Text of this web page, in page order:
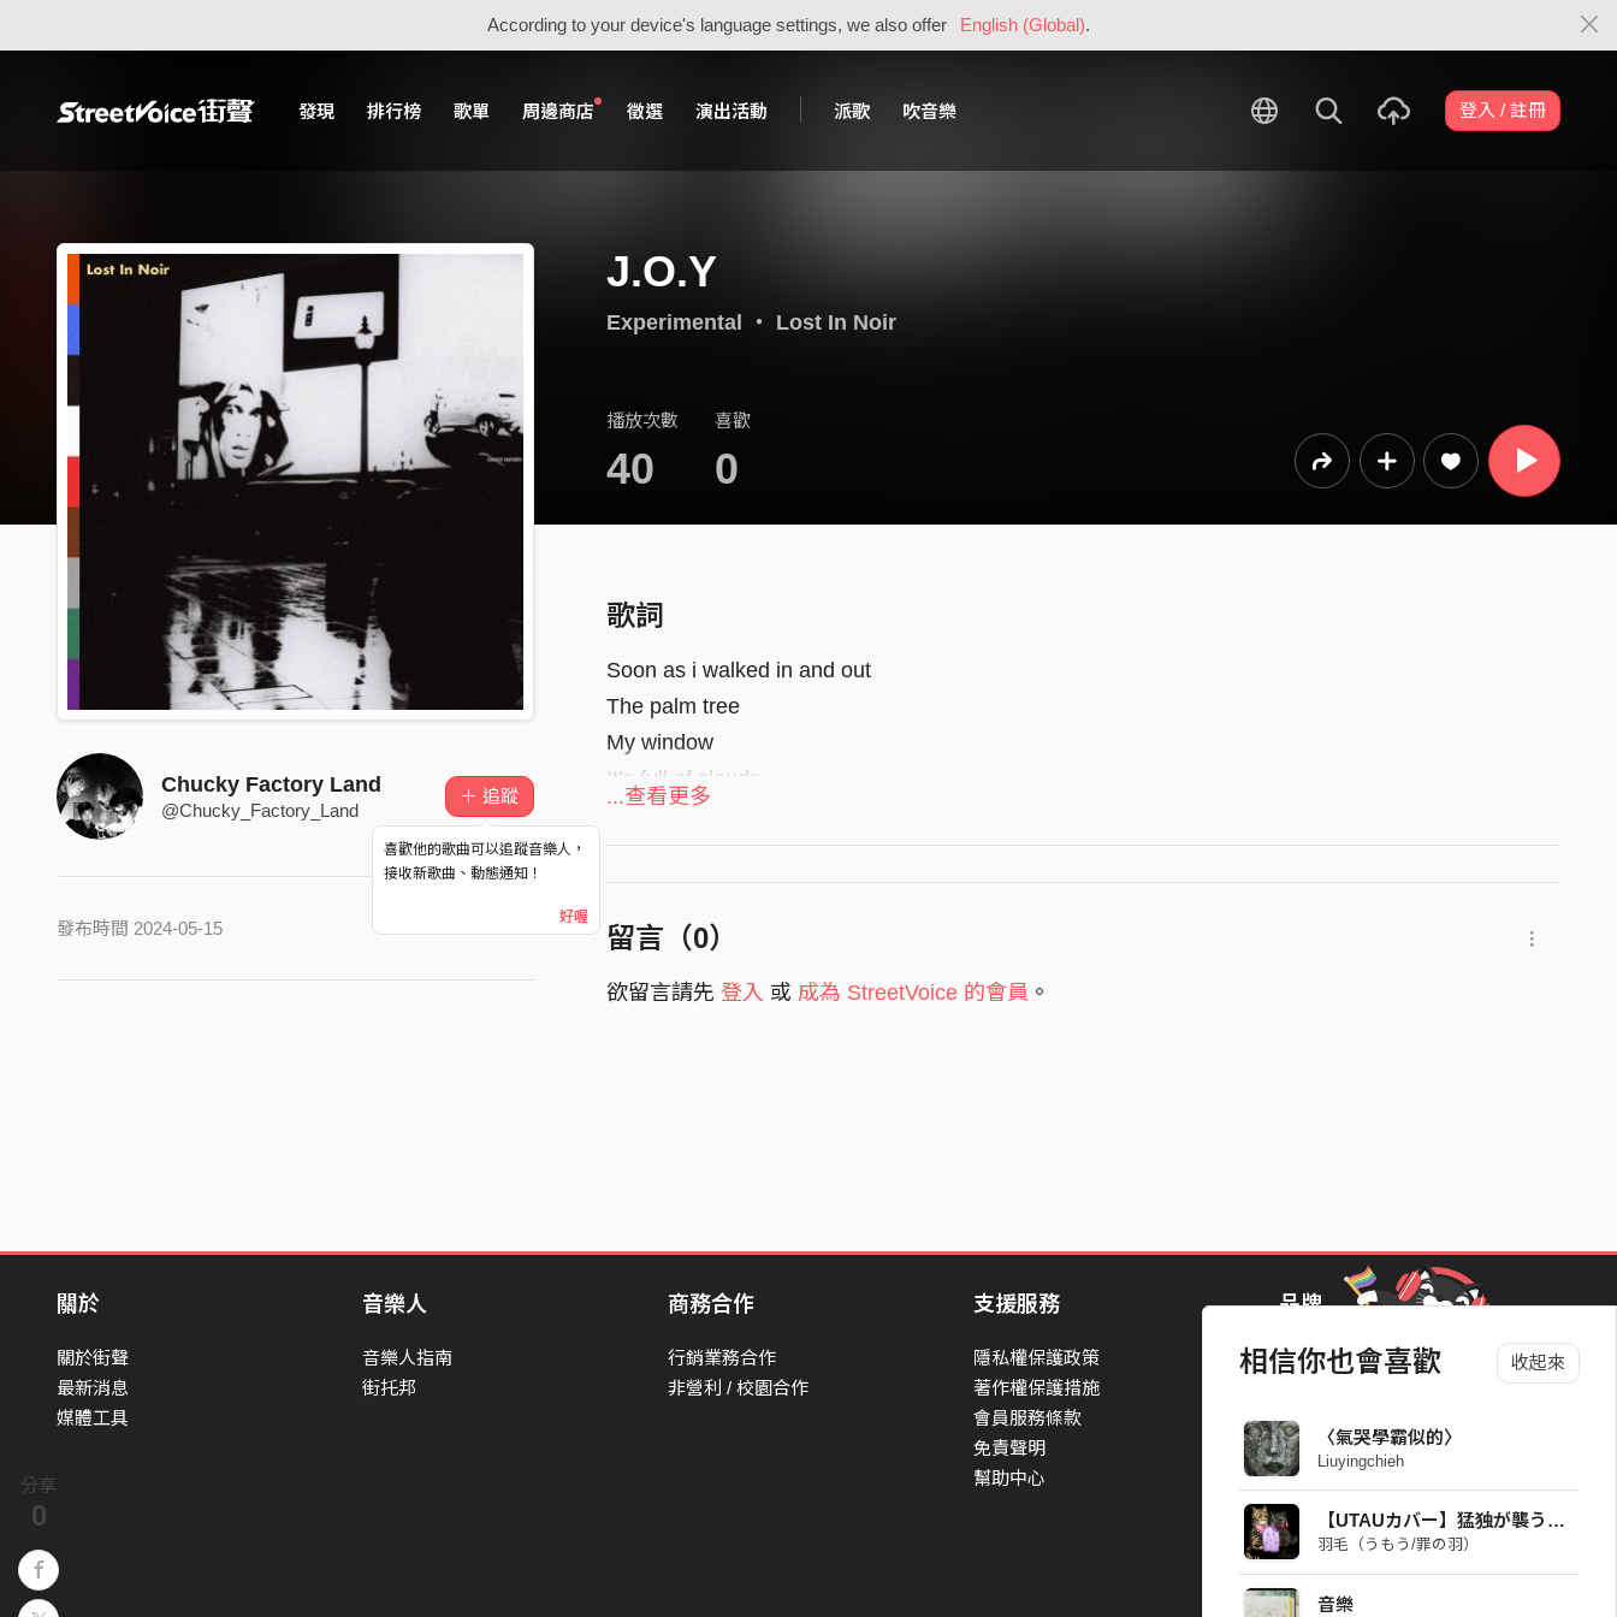
According to your device's language settings, we also offer English (Global).
發現 排行榜 歌單 周邊商店 徵選 演出活動 派歌 吹音樂 登入 / 註冊
分享
0
相信你也會喜歡 收起來
〈氣哭學霸似的〉
Liuyingchieh
【UTAUカバー】猛独が襲う【ALeMon】
羽毛（うもう/罪の羽）
音樂
J.O.Y
Experimental ・ Lost In Noir
播放次數
40
喜歡
0
Chucky Factory Land
@Chucky_Factory_Land
＋ 追蹤
喜歡他的歌曲可以追蹤音樂人，
接收新歌曲、動態通知！
好喔
發布時間 2024-05-15
歌詞
Soon as i walked in and out
The palm tree
My window
It’s full of clouds
Seems like to feel furious fun
Two pieces of paper change my life no clue
Warm drinks
Mellotron sound must be refined by Master Yoda
...查看更多
留言（0）
欲留言請先 登入 或 成為 StreetVoice 的會員 。
關於
關於街聲
最新消息
媒體工具
音樂人
音樂人指南
街托邦
商務合作
行銷業務合作
非營利 / 校園合作
支援服務
隱私權保護政策
著作權保護措施
會員服務條款
免責聲明
幫助中心
品牌
StreetVoice Awards 街聲音樂獎
Blow 吹音樂
Packer 派歌
SimpleLife 簡單生活節
ParkPark Carnival
一起比 YEAH 吧